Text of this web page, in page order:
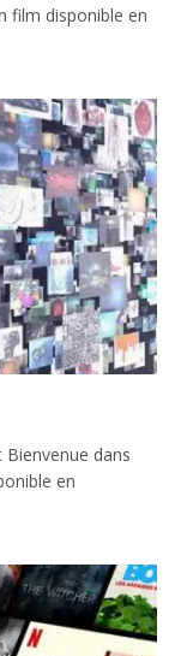
film disponible en
dans
en